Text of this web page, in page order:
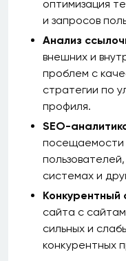
оптимизация
и запросов
Анализ
внешних и
проблем с
стратегии по
профиля.
SEO-
посещаемости
системах и
Конкурентный
сайта с
сильных и
конкурентных